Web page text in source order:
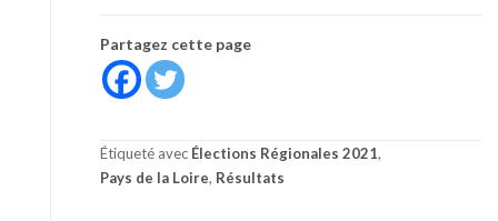
Partagez cette page
Étiqueté avec Élections Régionales 2021,
Pays de la Loire, Résultats